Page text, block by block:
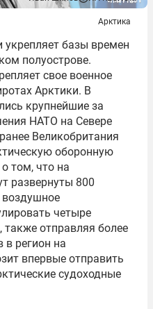
Арктика
укрепляет базы времен
полуострове.
свое военное
Арктики. В
крупнейшие за
НАТО на Севере
Великобритания
оборонную
том, что на
развернуты 800
четыре
отправляя более
в регион на
впервые отправить
судоходные